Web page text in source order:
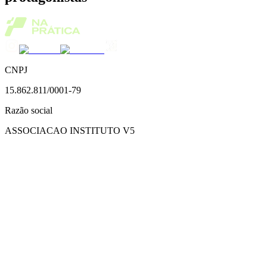
CNPJ
15.862.811/0001-79
Razão social
ASSOCIACAO INSTITUTO V5